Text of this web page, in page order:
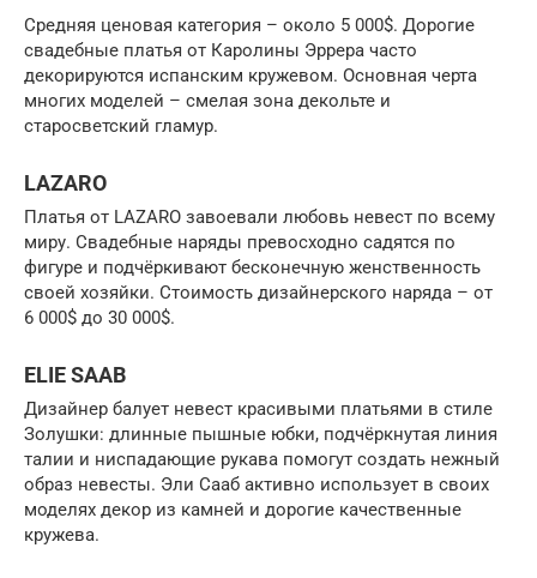
Средняя ценовая категория – около 5 000$. Дорогие
свадебные платья от Каролины Эррера часто
декорируются испанским кружевом. Основная черта
многих моделей – смелая зона декольте и
старосветский гламур.
LAZARO
Платья от LAZARO завоевали любовь невест по всему
миру. Свадебные наряды превосходно садятся по
фигуре и подчёркивают бесконечную женственность
своей хозяйки. Стоимость дизайнерского наряда – от
6 000$ до 30 000$.
ELIE SAAB
Дизайнер балует невест красивыми платьями в стиле
Золушки: длинные пышные юбки, подчёркнутая линия
талии и ниспадающие рукава помогут создать нежный
образ невесты. Эли Сааб активно использует в своих
моделях декор из камней и дорогие качественные
кружева.